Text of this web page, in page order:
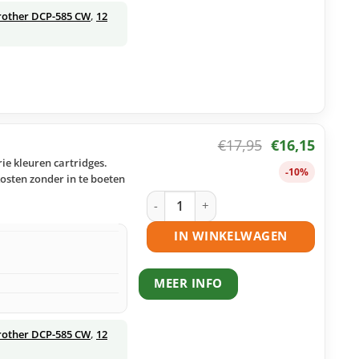
DCP-585 CW, 12
kleuren cartridges.
zonder in te boeten
DCP-585 CW, 12
€17,95 €16,15
-10%
Brother LC1100 inktcartridges
IN WINKELWAGEN
MEER INFO